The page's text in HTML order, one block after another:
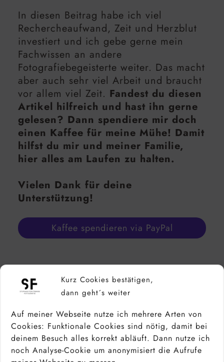
Kurz Cookies bestätigen,
dann geht´s weiter
Auf meiner Webseite nutze ich mehrere Arten von
Cookies: Funktionale Cookies sind nötig, damit bei
deinem Besuch alles korrekt abläuft. Dann nutze ich
noch Analyse-Cookie um anonymisiert die Aufrufe
In diesen Beitrag habe ich viel
Rechercheaufwand, Zeit und Herzblut
investiert und ich gebe gerne mein
Fachwissen an andere
Fotografiebegeisterte weiter. Das macht
aber auch sehr viel Arbeit und braucht
vor allem viel Zeit. Fandest du diesen
Artikel hilfreich und hast ihn gerne
gelesen? Dann spendiere mir doch
einen Kaffee für meine Mühe! Damit
hilfst du mir und meiner Familie,
hier alles am Laufen zu halten.
Vielen Dank für deine
Unterstützung!
Kaffee spendieren via PayPal
Noch mehr von mir bzw. über mich
findest du in den sozialen Medien:
Facebook Instagram
Instagram
Pinterest
LinkedIn
500px
YouTube